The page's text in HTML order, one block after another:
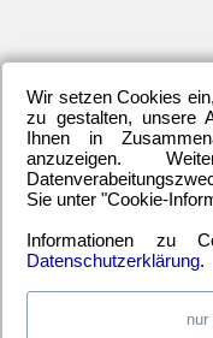
2. Bundesliga(148)
Bundesliga(445) DFB-
EM(21)
Relegationsspiel(4)
UEFA Europa League
(22)
Wir setzen Cookies
zu gestalten, unsere
Ihnen in
anzuzeigen.
Sie unter "Cookie-
Informationen zu
Datenschutzerklärung.
nur